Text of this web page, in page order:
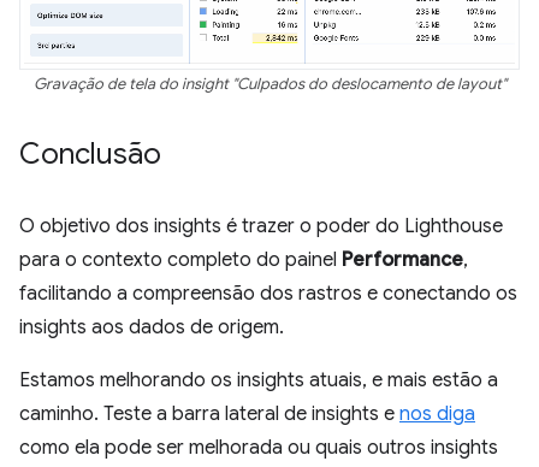
Gravação de tela do insight "Culpados do deslocamento de layout"
Conclusão
O objetivo dos insights é trazer o poder do Lighthouse
para o contexto completo do painel Performance,
facilitando a compreensão dos rastros e conectando os
insights aos dados de origem.
Estamos melhorando os insights atuais, e mais estão a
caminho. Teste a barra lateral de insights e nos diga
como ela pode ser melhorada ou quais outros insights